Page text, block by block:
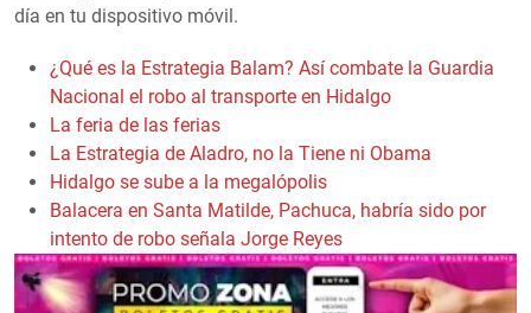
día en tu dispositivo móvil.
¿Qué es la Estrategia Balam? Así combate la Guardia
Nacional el robo al transporte en Hidalgo
La feria de las ferias
La Estrategia de Aladro, no la Tiene ni Obama
Hidalgo se sube a la megalópolis
Balacera en Santa Matilde, Pachuca, habría sido por
intento de robo señala Jorge Reyes